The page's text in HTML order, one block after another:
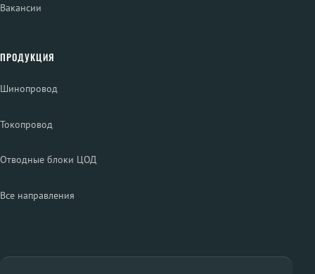
Вакансии
ПРОДУКЦИЯ
Шинопровод
Токопровод
Отводные блоки ЦОД
Все направления